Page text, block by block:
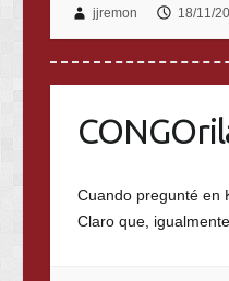
jjremon 18/11/
Cuando pregunté en
Claro que,